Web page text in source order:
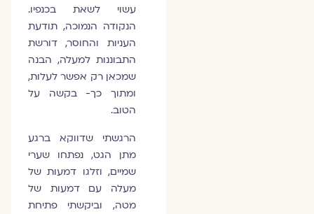
עשוי לשאת בכנפיו.
הנקודה הנמוכה, תודעת
העניות והחוסר, דורשת
התבוננות למעלה, הבנה
שמכאן רק אפשר לעלות,
ומתוך כך- בקשה על
הטוב.
הרגשתי שדווקא ברגע
מתן הגט, נפתחו שערי
שמיים, וזלגו דמעות של
מעלה עם דמעות של
מטה, וביקשתי פתיחת